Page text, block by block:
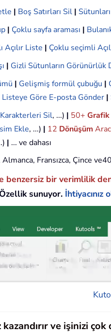
| Boş Satırları Sil |
| Çoklu sayfa araması |
Açılır Liste | Çoklu seçimli
| Gizli Sütunların
| Gelişmiş formül çubuğu |
Listeye Göre E-posta Gönder |
Sil, ...) | 50+ Grafik
Ekle, ...) | 12 Dönüşüm
| ... ve dahası
Fransızca, Çince
bir verimlilik
sunuyor. İhtiyacınız
ve işinizi çok